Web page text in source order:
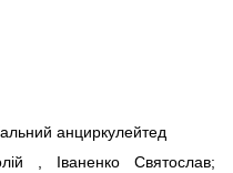
анциркулейтед
, Іваненко Святослав;